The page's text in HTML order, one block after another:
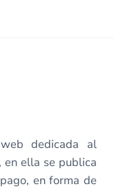
dedicada al
ella se publica
en forma de